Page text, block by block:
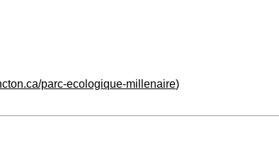
parc-ecologique-millenaire)